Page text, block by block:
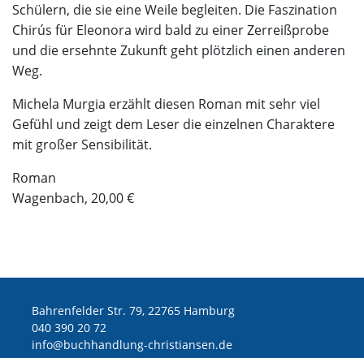
Schülern, die sie eine Weile begleiten. Die Faszination
Chirús für Eleonora wird bald zu einer Zerreißprobe
und die ersehnte Zukunft geht plötzlich einen anderen
Weg.
Michela Murgia erzählt diesen Roman mit sehr viel
Gefühl und zeigt dem Leser die einzelnen Charaktere
mit großer Sensibilität.
Roman
Wagenbach, 20,00 €
Bahrenfelder Str. 79, 22765 Hamburg
040 390 20 72
ed.nesnaitsirhc-gnuldnahhcub@ofni